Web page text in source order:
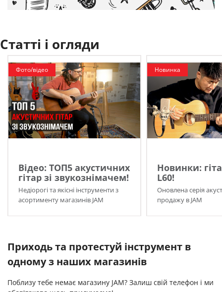
Статті і огляди
Фото/відео
Відео: ТОП5 акустичних
гітар зі звукознімачем!
Недіорогі та якісні інструменти з
асортименту магазинів JAM
Новинка
Новинки:
L60!
Оновлена серія
продажу в JAM
Приходь та протестуй інструмент в
одному з наших магазинів
Поблизу тебе немає магазину JAM? Залиш свій телефон і ми